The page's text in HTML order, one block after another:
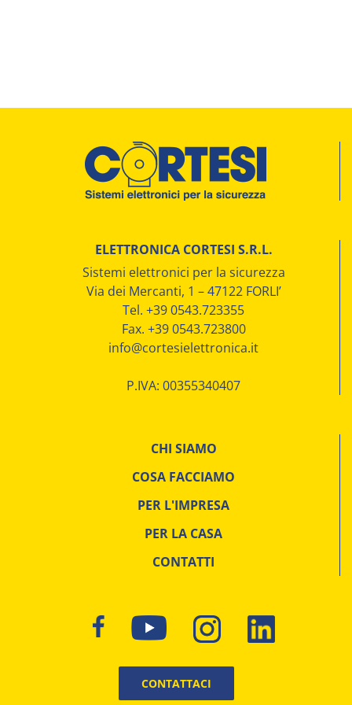
ELETTRONICA CORTESI S.R.L.
Sistemi elettronici per la sicurezza
Via dei Mercanti, 1 – 47122 FORLI’
Tel. +39 0543.723355
Fax. +39 0543.723800
info@cortesielettronica.it
P.IVA: 00355340407
CHI SIAMO
COSA FACCIAMO
PER L'IMPRESA
PER LA CASA
CONTATTI
CONTATTACI